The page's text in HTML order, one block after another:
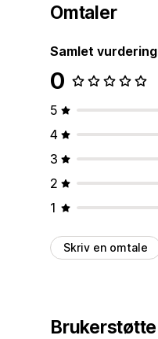
Omtaler
Samlet vurdering
0
5
4
3
2
1
Skriv en omtale
Brukerstøtte